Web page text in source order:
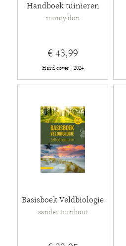
Handboek tuinieren
monty don
€ 43,99
Hard-cover - 2024
Basisboek Veldbiologie
sander turnhout